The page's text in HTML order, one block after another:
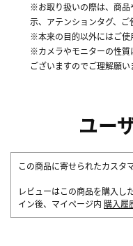
※お取り扱いの際は、商品
示、アテンションタグ、ご
※本来の目的以外にはご使
※カメラやモニターの性質
ございますのでご理解願い
ユー
この商品に寄せられたカスタ
レビューはこの商品を購入し
イン後、マイページ内 購入履